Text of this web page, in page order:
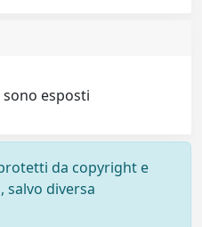
esposti
da copyright e
diversa